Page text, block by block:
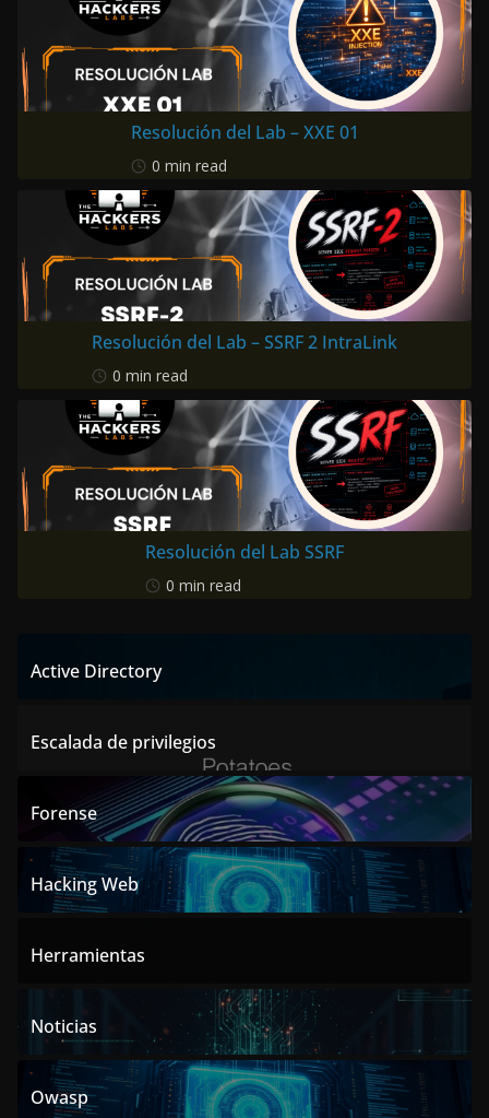
Resolución del Lab – XXE 01
0 min read
Resolución del Lab – SSRF 2 IntraLink
0 min read
Resolución del Lab SSRF
0 min read
Active Directory
Escalada de privilegios
Forense
Hacking Web
Herramientas
Noticias
Owasp